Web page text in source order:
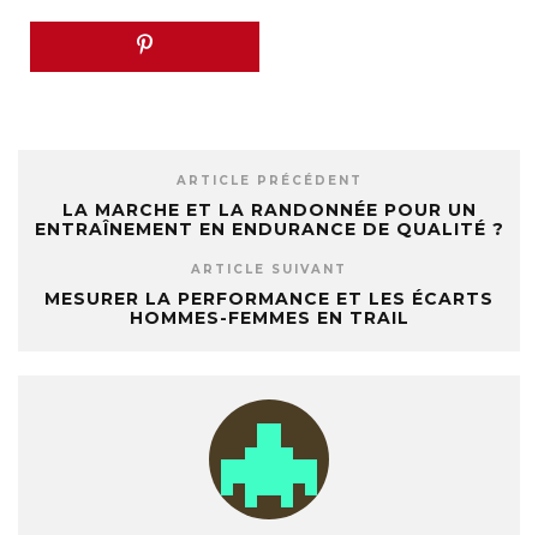
ARTICLE PRÉCÉDENT
LA MARCHE ET LA RANDONNÉE POUR UN
ENTRAÎNEMENT EN ENDURANCE DE QUALITÉ ?
ARTICLE SUIVANT
MESURER LA PERFORMANCE ET LES ÉCARTS
HOMMES-FEMMES EN TRAIL